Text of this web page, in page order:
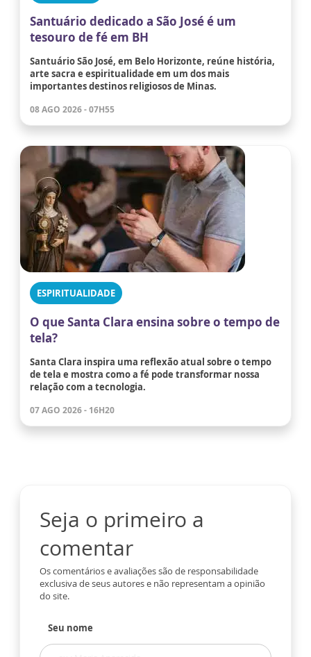
Santuário dedicado a São José é um
tesouro de fé em BH
Santuário São José, em Belo Horizonte, reúne história,
arte sacra e espiritualidade em um dos mais
importantes destinos religiosos de Minas.
08 AGO 2026 - 07H55
ESPIRITUALIDADE
O que Santa Clara ensina sobre o tempo de
tela?
Santa Clara inspira uma reflexão atual sobre o tempo
de tela e mostra como a fé pode transformar nossa
relação com a tecnologia.
07 AGO 2026 - 16H20
Seja o primeiro a
comentar
Os comentários e avaliações são de responsabilidade
exclusiva de seus autores e não representam a opinião
do site.
Seu nome